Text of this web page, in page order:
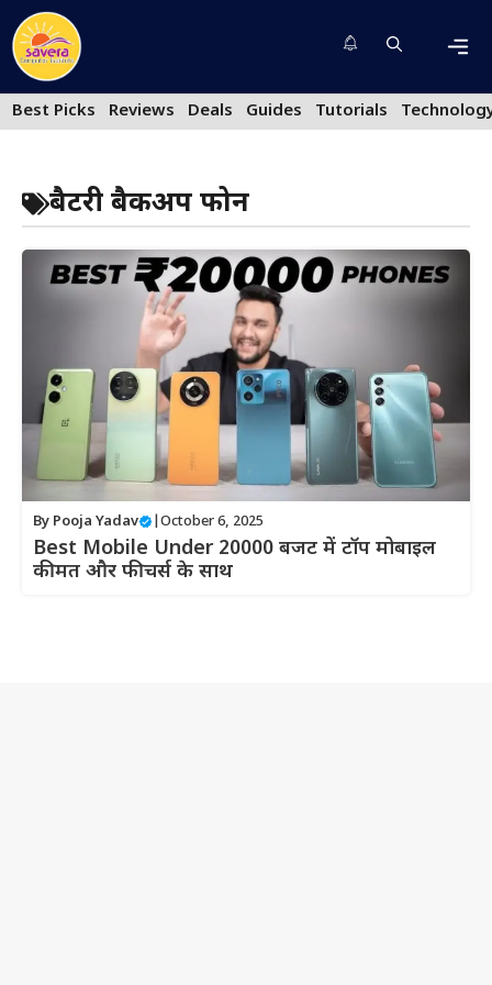
Skip
to
content
Best Picks
Reviews Deals Guides Tutorials
बैटरी बैकअप फोन
By Pooja Yadav October 6, 2025
Best Mobile Under 20000 बजट में टॉप मोबाइल
कीमत और फीचर्स के साथ